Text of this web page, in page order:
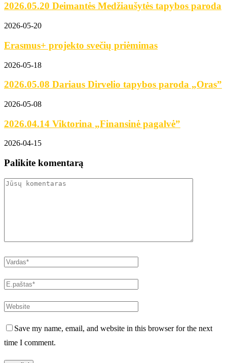
2026.05.20 Deimantės Medžiaušytės tapybos paroda
2026-05-20
Erasmus+ projekto svečių priėmimas
2026-05-18
2026.05.08 Dariaus Dirvelio tapybos paroda „Oras”
2026-05-08
2026.04.14 Viktorina „Finansinė pagalvė”
2026-04-15
Palikite komentarą
Save my name, email, and website in this browser for the next
time I comment.